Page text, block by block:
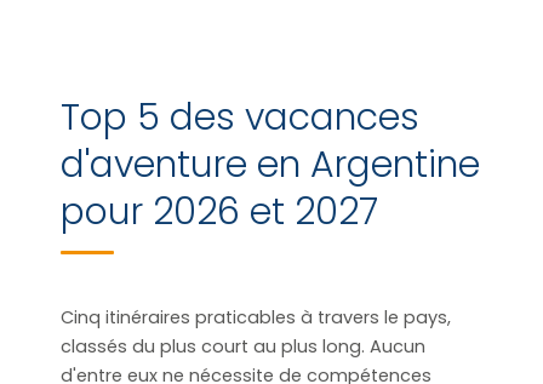
Top 5 des vacances
d'aventure en Argentine
pour 2026 et 2027
Cinq itinéraires praticables à travers le pays,
classés du plus court au plus long. Aucun
d'entre eux ne nécessite de compétences